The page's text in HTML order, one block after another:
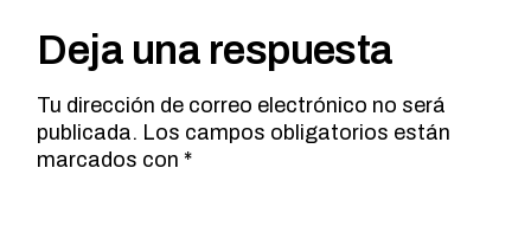
Deja una respuesta
Tu dirección de correo electrónico no será
publicada. Los campos obligatorios están
marcados con *